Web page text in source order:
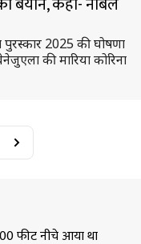
पुरस्कार 2025 की घोषणा
की मारिया कोरिना
फीट नीचे आया था